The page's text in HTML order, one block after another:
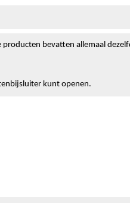
bevatten allemaal
kunt openen.